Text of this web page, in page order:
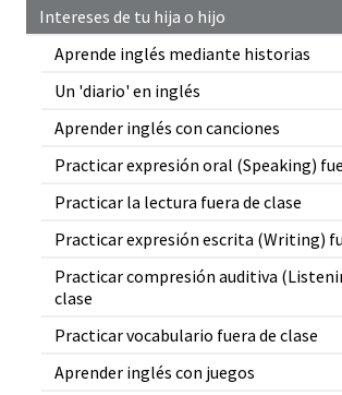
Intereses de tu hija o hijo
Aprende inglés mediante historias
Un 'diario' en inglés
Aprender inglés con canciones
Practicar expresión oral (Speaking)
Practicar la lectura fuera de clase
Practicar expresión escrita (Writing)
Practicar compresión auditiva
clase
Practicar vocabulario fuera de clase
Aprender inglés con juegos